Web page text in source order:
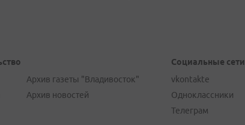
Архив газеты "Владивосток"
Архив новостей
Социальные сети
vkontakte
Одноклассники
Телеграм